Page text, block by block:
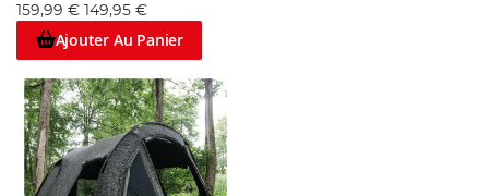
159,99 € 149,95 €
Ajouter Au Panier